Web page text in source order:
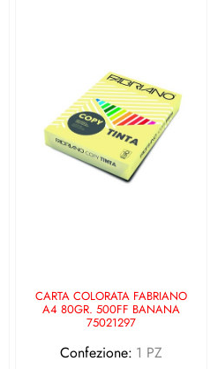
CARTA COLORATA FABRIANO
A4 80GR. 500FF BANANA
75021297
Confezione: 1 PZ